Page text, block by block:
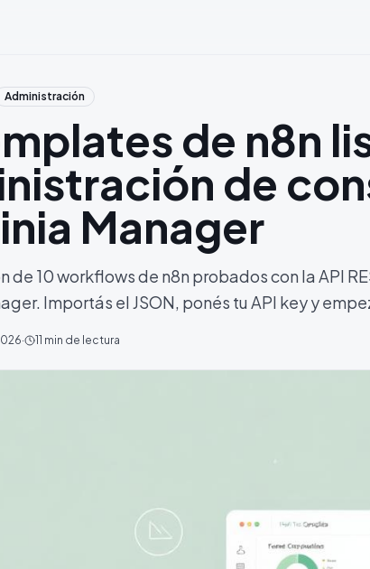
Administración
de n8n
de
Manager
de 10 workflows de n8n probados con la API
Importás el JSON, ponés tu API key y
· 11 min de lectura